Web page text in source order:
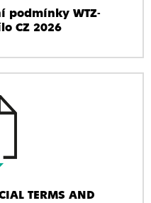
podmínky WTZ-
CZ 2026
TERMS AND